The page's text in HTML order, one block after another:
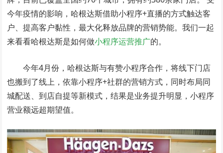
今年疫情的影响，哈根达斯借助小程序+直播的方式触达客
户、提高客户黏性，最大化释放品牌的营销势能。我们一起
来看看哈根达斯是如何做小程序运营推广的。
今年4月份，哈根达斯与有赞小程序合作，将线下门店
也搬到了线上，依靠小程序+社群的营销方式，同时布局同
城配送、到店自提等新模式，结果是业务提升明显，小程序
营业额远超期望值。